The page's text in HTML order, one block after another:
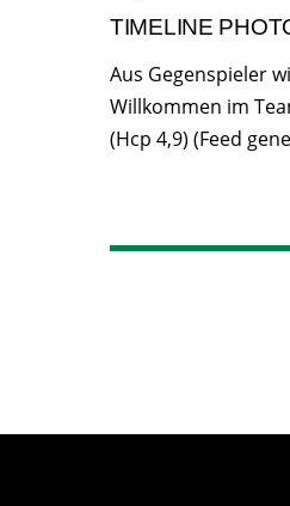
TIMELINE
Aus Gegenspieler
Willkommen im
(Hcp 4,9) (Feed